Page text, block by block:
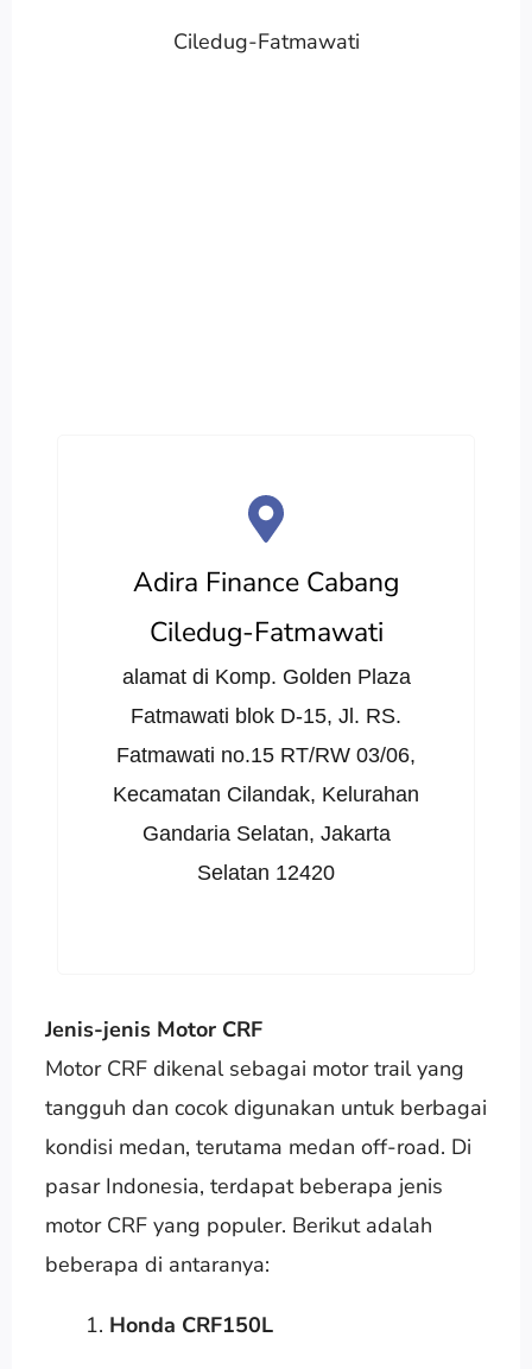
Ciledug-Fatmawati
Adira Finance Cabang
Ciledug-Fatmawati
alamat di Komp. Golden Plaza
Fatmawati blok D-15, Jl. RS.
Fatmawati no.15 RT/RW 03/06,
Kecamatan Cilandak, Kelurahan
Gandaria Selatan, Jakarta
Selatan 12420
Jenis-jenis Motor CRF
Motor CRF dikenal sebagai motor trail yang
tangguh dan cocok digunakan untuk berbagai
kondisi medan, terutama medan off-road. Di
pasar Indonesia, terdapat beberapa jenis
motor CRF yang populer. Berikut adalah
beberapa di antaranya:
Honda CRF150L